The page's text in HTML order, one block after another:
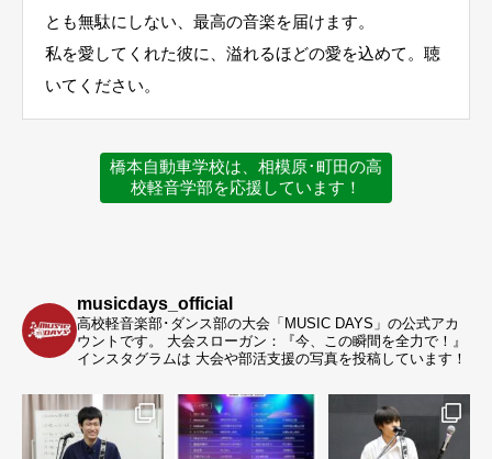
とも無駄にしない、最高の音楽を届けます。
私を愛してくれた彼に、溢れるほどの愛を込めて。聴
いてください。
橋本自動車学校は、相模原･町田の高
校軽音学部を応援しています！
musicdays_official
高校軽音楽部･ダンス部の大会「MUSIC DAYS」の公式アカ
ウントです。
大会スローガン：『今、この瞬間を全力で！』
インスタグラムは 大会や部活支援の写真を投稿しています！